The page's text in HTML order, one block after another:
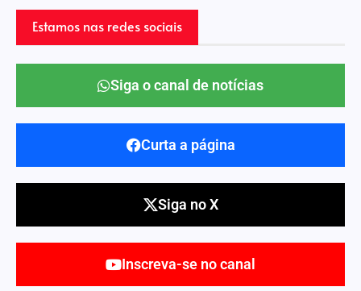
Estamos nas redes sociais
Siga o canal de notícias
Curta a página
Siga no X
Inscreva-se no canal